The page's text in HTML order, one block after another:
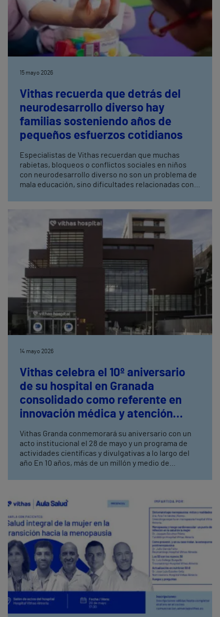
15 mayo 2026
Vithas recuerda que detrás del
neurodesarrollo diverso hay
familias sosteniendo años de
pequeños esfuerzos cotidianos
Especialistas de Vithas recuerdan que muchas
rabietas, bloqueos o conflictos sociales en niños
con neurodesarrollo diverso no son un problema de
mala educación, sino dificultades relacionadas con
comprensión social Los profesionales de Irenea
destacan que las habilidades sociales también se
aprenden y que el acompañamiento familiar, la
estructura y la comprensión son fundamentales
para ayudar a los niños a desenvolverse de forma
más segura en su entorno
14 mayo 2026
Vithas celebra el 10º aniversario
de su hospital en Granada
consolidado como referente en
innovación médica y atención
Vithas Granda conmemorará su aniversario con un
acto institucional el 28 de mayo y un programa de
actividades científicas y divulgativas a lo largo del
año En 10 años, más de un millón y medio de
sus quirófanos y 660.000 han sido atendidas en